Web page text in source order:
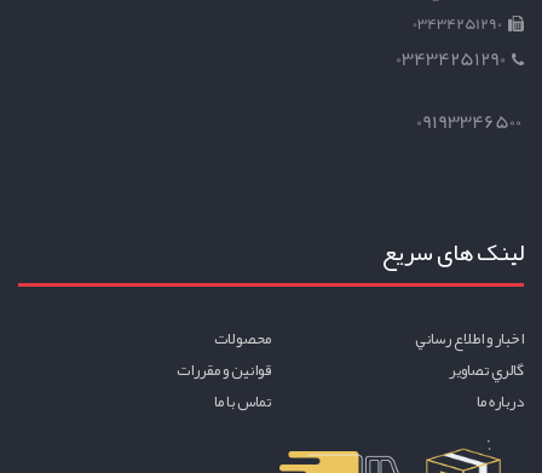
03434251290
03434251290
09193346500
لینک های سریع
اخبار و اطلاع رساني
محصولات
گالري تصاوير
قوانين و مقررات
درباره ما
تماس با ما